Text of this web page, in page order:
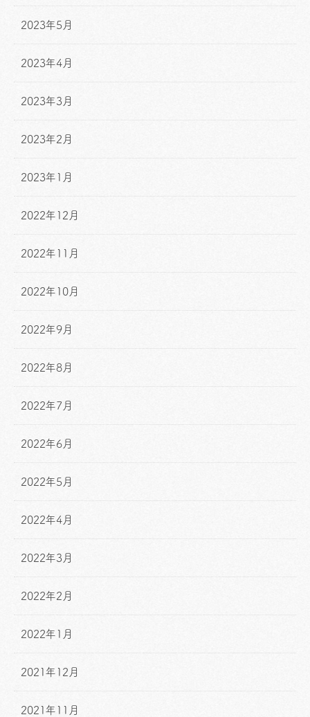
2023年5月
2023年4月
2023年3月
2023年2月
2023年1月
2022年12月
2022年11月
2022年10月
2022年9月
2022年8月
2022年7月
2022年6月
2022年5月
2022年4月
2022年3月
2022年2月
2022年1月
2021年12月
2021年11月